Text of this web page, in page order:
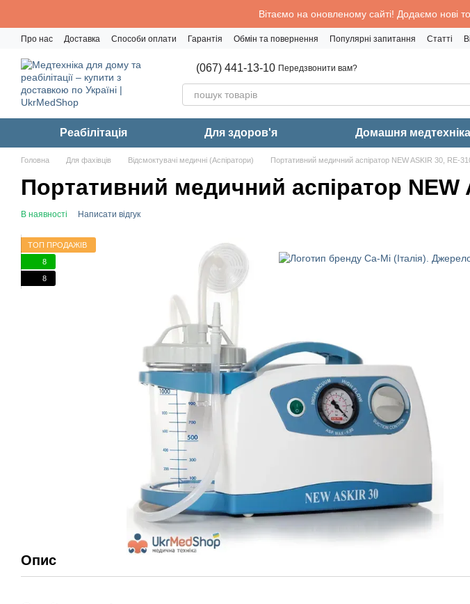
Вітаємо на оновленому сайті! Додаємо
Про нас Доставка Способи оплати Гарантія Обмін та повернення Популярні запитання Статті
(067) 441-13-10 Передзвонити вам?
Реабiлiтацiя Для здоров'я Домашня медтехніка
Головна Для фахівців Відсмоктувачі медичні (Аспіратори) Портативний медичний аспіратор NEW ASKIR 30, RE-
Портативний медичний аспіратор NEW
В наявності Написати відгук
ТОП ПРОДАЖІВ
8
8
Опис